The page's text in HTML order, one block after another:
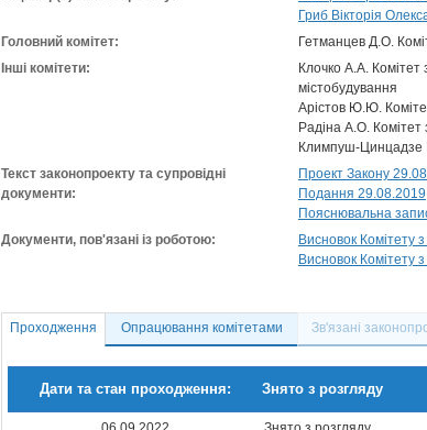
Гриб Вікторія
Головний комітет:
Гетманцев Д.О.
Інші комітети:
Клочко А.А. Комітет
містобудування
Арістов Ю.Ю.
Радіна А.О. Комітет
Климпуш-Цинцадзе
Текст законопроекту та супровідні
документи:
Проект Закону
Подання 29.08.2019
Пояснювальна
Документи, пов'язані із роботою:
Висновок Комітету
Висновок Комітету
Проходження Опрацювання комітетами Зв'язані
Дати та стан проходження: Знято з розгляду